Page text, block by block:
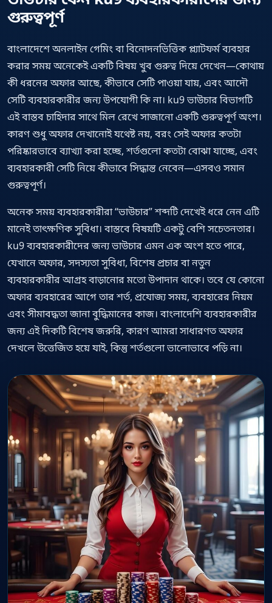
গুরুত্বপূর্ণ
বাংলাদেশে অনলাইন গেমিং বা বিনোদনভিত্তিক প্ল্যাটফর্ম ব্যবহার
করার সময় অনেকেই একটি বিষয় খুব গুরুত্ব দিয়ে দেখেন—কোথায়
কী ধরনের অফার আছে, কীভাবে সেটি পাওয়া যায়, এবং আদৌ
সেটি ব্যবহারকারীর জন্য উপযোগী কি না। ku9 ভাউচার বিভাগটি
এই বাস্তব চাহিদার সাথে মিল রেখে সাজানো একটি গুরুত্বপূর্ণ অংশ।
কারণ শুধু অফার দেখানোই যথেষ্ট নয়, বরং সেই অফার কতটা
পরিষ্কারভাবে ব্যাখ্যা করা হচ্ছে, শর্তগুলো কতটা বোঝা যাচ্ছে, এবং
ব্যবহারকারী সেটি নিয়ে কীভাবে সিদ্ধান্ত নেবেন—এসবও সমান
গুরুত্বপূর্ণ।
অনেক সময় ব্যবহারকারীরা “ভাউচার” শব্দটি দেখেই ধরে নেন এটি
মানেই তাৎক্ষণিক সুবিধা। বাস্তবে বিষয়টি একটু বেশি সচেতনতার।
ku9 ব্যবহারকারীদের জন্য ভাউচার এমন এক অংশ হতে পারে,
যেখানে অফার, সদস্যতা সুবিধা, বিশেষ প্রচার বা নতুন
ব্যবহারকারীর আগ্রহ বাড়ানোর মতো উপাদান থাকে। তবে যে কোনো
অফার ব্যবহারের আগে তার শর্ত, প্রযোজ্য সময়, ব্যবহারের নিয়ম
এবং সীমাবদ্ধতা জানা বুদ্ধিমানের কাজ। বাংলাদেশি ব্যবহারকারীর
জন্য এই দিকটি বিশেষ জরুরি, কারণ আমরা সাধারণত অফার
দেখলে উত্তেজিত হয়ে যাই, কিন্তু শর্তগুলো ভালোভাবে পড়ি না।